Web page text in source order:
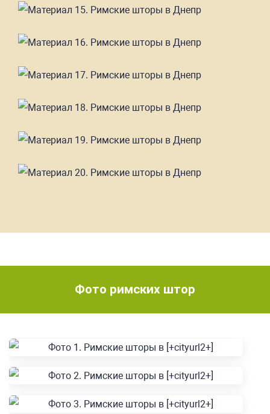
Фото римских штор